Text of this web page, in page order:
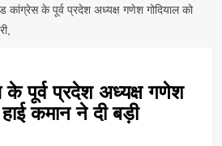
कांग्रेस के पूर्व प्रदेश अध्यक्ष गणेश गोदियाल को
के पूर्व प्रदेश अध्यक्ष गणेश
हाई कमान ने दी बड़ी